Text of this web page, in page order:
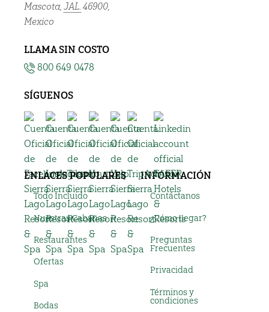
Mascota, JAL. 46900,
Mexico
LLAMA SIN COSTO
800 649 0478
SÍGUENOS
ENLACES POPULARES
Todo Incluido
Nuestras Cabañas
Restaurantes
Ofertas
Spa
Bodas
INFORMACIÓN
Contáctanos
¿Cómo llegar?
Preguntas
Frecuentes
Privacidad
Términos y
condiciones